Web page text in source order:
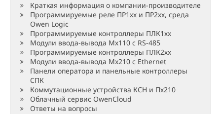
Краткая информация о компании-производителе
Программируемые реле ПР1хх и ПР2хх, среда
Owen Logic
Программируемые контроллеры ПЛК1хх
Модули ввода-вывода Мх110 с RS-485
Программируемые контроллеры ПЛК2хх
Модули ввода-вывода Mx210 с Ethernet
Панели оператора и панельные контроллеры
СПК
Коммутационные устройства КСН и Пх210
Облачный сервис OwenCloud
Ответы на вопросы